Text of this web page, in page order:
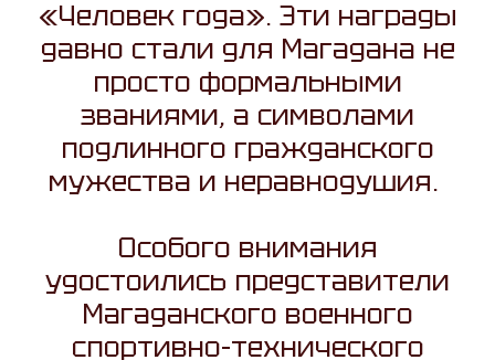
«Человек года». Эти награды
давно стали для Магадана не
просто формальными
званиями, а символами
подлинного гражданского
мужества и неравнодушия.
Особого внимания
удостоились представители
Магаданского военного
спортивно-технического